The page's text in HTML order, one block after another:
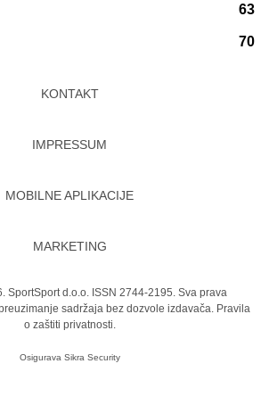
63
70
KONTAKT
IMPRESSUM
MOBILNE APLIKACIJE
MARKETING
SportSport d.o.o. ISSN 2744-2195. Sva prava
sadržaja bez dozvole izdavača. Pravila
o zaštiti privatnosti.
Osigurava Sikra Security